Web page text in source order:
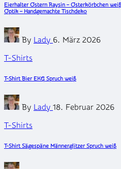
Eierhalter Ostern Raysin – Osterkörbchen
Optik – Handgemachte Tischdeko
Posted
by
By Lady 6. März 2026
Posted
T-Shirts
T-Shirt Bier EKG Spruch weiß
Posted
by
By Lady 18. Februar 2026
Posted
T-Shirts
T-Shirt Sägespäne Männerglitzer Spruch weiß
Posted